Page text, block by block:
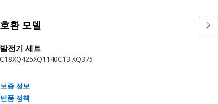
배선 하니스는 엔진 구성품에서 연결 지점까지 적절한 전력 전달
을 제공하는 데 사용됩니다.
호환 모델
발전기 세트
C18XQ425XQ1140C13 XQ375
보증 정보
반품 정책